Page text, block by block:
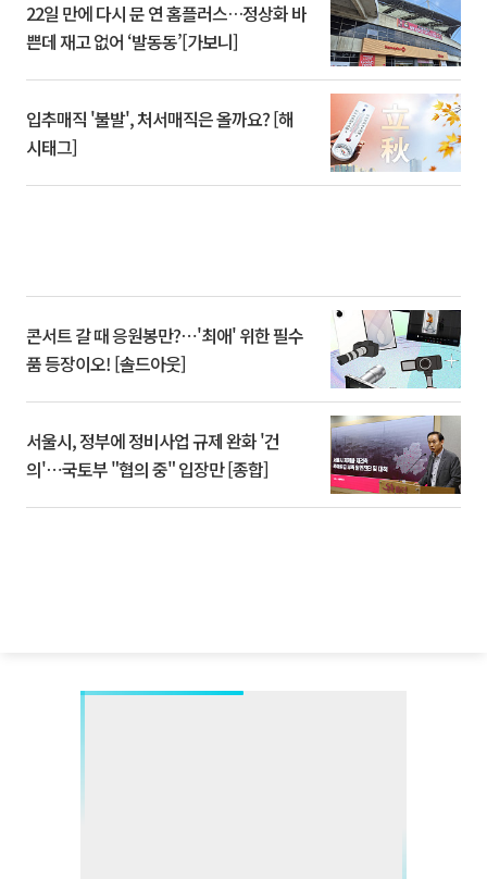
22일 만에 다시 문 연 홈플러스…정상화 바
쁜데 재고 없어 ‘발동동’[가보니]
입추매직 '불발', 처서매직은 올까요? [해
시태그]
콘서트 갈 때 응원봉만?⋯'최애' 위한 필수
품 등장이오! [솔드아웃]
서울시, 정부에 정비사업 규제 완화 '건
의'⋯국토부 "협의 중" 입장만 [종합]